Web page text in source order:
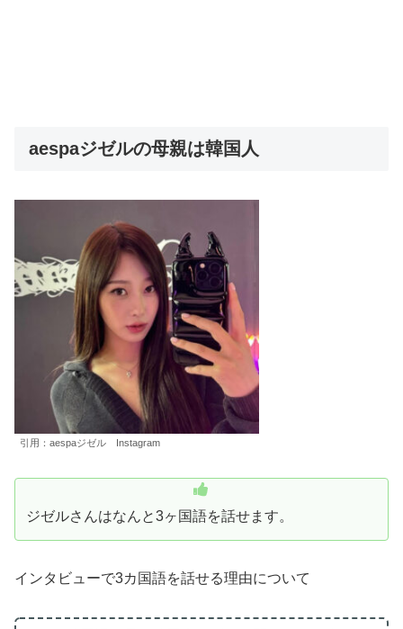
aespaジゼルの母親は韓国人
引用：aespaジゼル Instagram
ジゼルさんはなんと3ヶ国語を話せます。
インタビューで3カ国語を話せる理由について